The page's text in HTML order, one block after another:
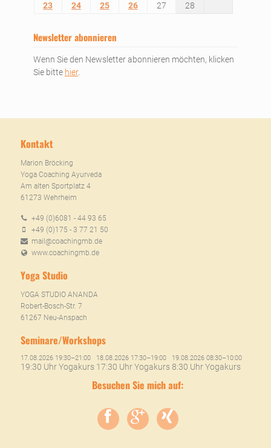
23
24 25 26 27 28
Newsletter abonnieren
Wenn Sie den Newsletter abonnieren möchten, klicken
Sie bitte hier.
Kontakt
Marion Bröcking
Yoga Coaching Ayurveda
Am alten Sportplatz 4
61273 Wehrheim
+49 (0)6081 - 44 93 65
+49 (0)175 - 3 77 21 50
mail@coachingmb.de
www.coachingmb.de
Yoga Studio
YOGA STUDIO ANANDA
Robert-Bosch-Str. 7
61267 Neu-Anspach
Seminare/Workshops
17.08.2026 19:30–21:00
19:30 Uhr Yogakurs
18.08.2026 17:30–19:00
17:30 Uhr Yogakurs
19.08.2026 08:30–10:00
8:30 Uhr Yogakurs
Besuchen Sie mich auf: